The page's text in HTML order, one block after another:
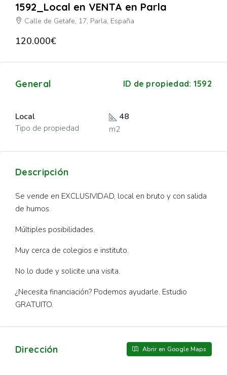
1592_Local en VENTA en Parla
Calle de Getafe, 17, Parla, España
120.000€
General ID de propiedad: 1592
Local
Tipo de propiedad
48
m2
Descripción
Se vende en EXCLUSIVIDAD, local en bruto y con salida
de humos.
Múltiples posibilidades.
Muy cerca de colegios e instituto.
No lo dude y solicite una visita.
¿Necesita financiación? Podemos ayudarle. Estudio
GRATUITO.
Dirección Abrir en Google Maps